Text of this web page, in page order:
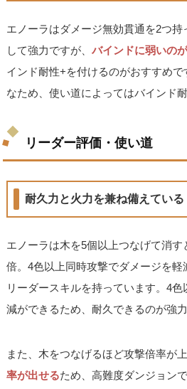
エノーラはダメージ無効貫通を2つ持
して強力ですが、バインドに弱いの
インド耐性+を付けるのがおすすめ
なため、使い道によってはバインド
リーダー評価・使い道
耐久力と火力を兼ね備えている
エノーラは木を5個以上つなげて消
倍。4色以上同時攻撃でダメージを軽
リーダースキルを持っています。4
減ができるため、耐久できるのが強力
また、木をつなげるほど攻撃倍率が
率が出せるため、高難度ダンジョン